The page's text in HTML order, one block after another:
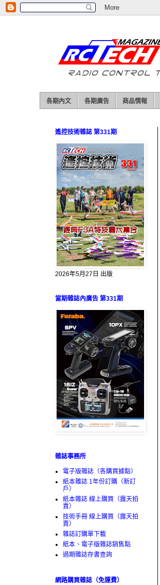
各期內文 各期廣告 商品情報
遙控技術雜誌 第331期
2026年5月27日 出版
當期雜誌內廣告 第331期
雜誌事務所
電子版雜誌（各購買據點）
紙本雜誌 1年份訂購（新訂
戶）
紙本雜誌 線上購買（露天拍
賣）
技術手冊 線上購買（露天拍
賣）
雜誌訂購單下載
紙本、電子版雜誌銷售點
過期雜誌存書查詢
網路購買雜誌（免運費）